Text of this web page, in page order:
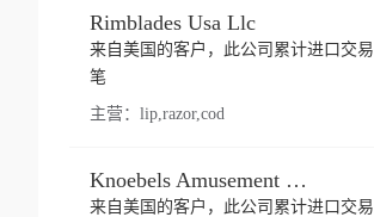
Rimblades Usa Llc
来自美国的客户，此公司累计进口交易
笔
主营： lip,razor,cod
Knoebels Amusement Resort
来自美国的客户，此公司累计进口交易